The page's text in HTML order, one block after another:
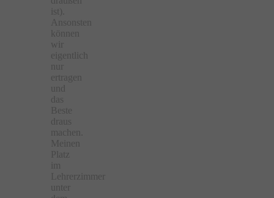
ist).
Ansonsten
können
wir
eigentlich
ertragen
und
das
Beste
draus
machen.
Meinen
Platz
im
Lehrerzimmer
unter